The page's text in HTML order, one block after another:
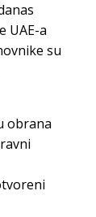
UAE-a
su
obrana